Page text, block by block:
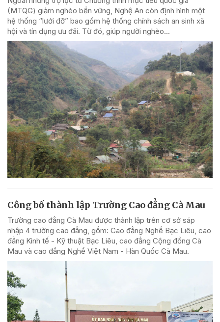
(MTQG) giảm nghèo bền vững, Nghệ An còn định hình một
hệ thống “lưới đỡ” bao gồm hệ thống chính sách an sinh xã
hội và tín dụng ưu đãi. Từ đó, giúp người nghèo...
Công bố thành lập Trường Cao đẳng Cà Mau
Trường cao đẳng Cà Mau được thành lập trên cơ sở sáp
nhập 4 trường cao đẳng, gồm: Cao đẳng Nghề Bạc Liêu, cao
đẳng Kinh tế - Kỹ thuật Bạc Liêu, cao đẳng Cộng đồng Cà
Mau và cao đẳng Nghề Việt Nam - Hàn Quốc Cà Mau.